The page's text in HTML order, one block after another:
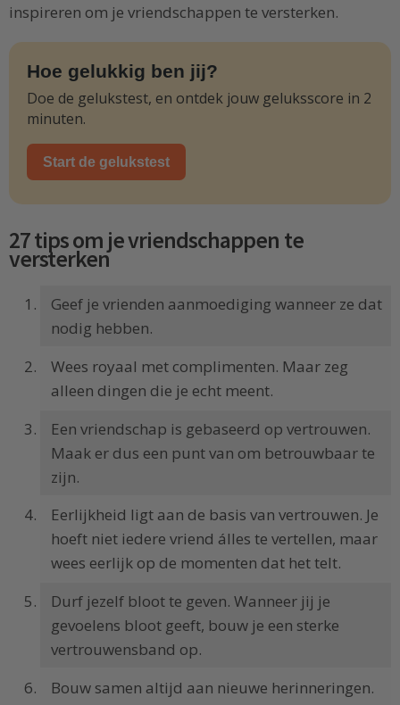
inspireren om je vriendschappen te versterken.
Hoe gelukkig ben jij?
Doe de gelukstest, en ontdek jouw geluksscore in 2
minuten.
Start de gelukstest
27 tips om je vriendschappen te
versterken
Geef je vrienden aanmoediging wanneer ze dat
nodig hebben.
Wees royaal met complimenten. Maar zeg
alleen dingen die je echt meent.
Een vriendschap is gebaseerd op vertrouwen.
Maak er dus een punt van om betrouwbaar te
zijn.
Eerlijkheid ligt aan de basis van vertrouwen. Je
hoeft niet iedere vriend álles te vertellen, maar
wees eerlijk op de momenten dat het telt.
Durf jezelf bloot te geven. Wanneer jij je
gevoelens bloot geeft, bouw je een sterke
vertrouwensband op.
Bouw samen altijd aan nieuwe herinneringen.